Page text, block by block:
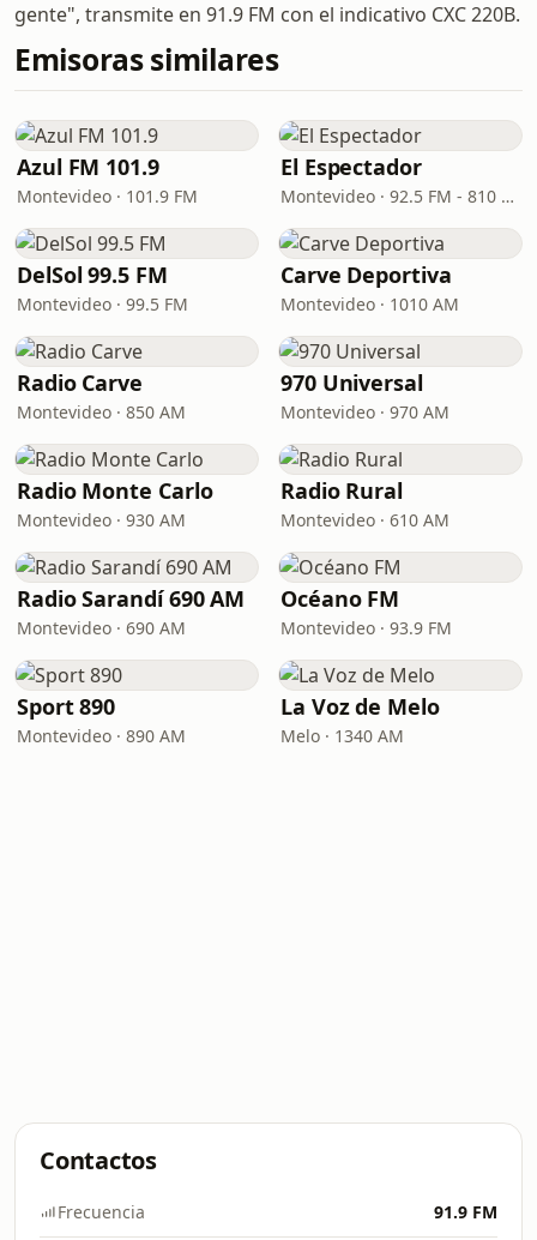
gente", transmite en 91.9 FM con el indicativo CXC 220B.
Emisoras similares
Azul FM 101.9
Montevideo · 101.9 FM
El Espectador
Montevideo · 92.5 FM - 810 AM
DelSol 99.5 FM
Montevideo · 99.5 FM
Carve Deportiva
Montevideo · 1010 AM
Radio Carve
Montevideo · 850 AM
970 Universal
Montevideo · 970 AM
Radio Monte Carlo
Montevideo · 930 AM
Radio Rural
Montevideo · 610 AM
Radio Sarandí 690 AM
Montevideo · 690 AM
Océano FM
Montevideo · 93.9 FM
Sport 890
Montevideo · 890 AM
La Voz de Melo
Melo · 1340 AM
Contactos
Frecuencia 91.9 FM